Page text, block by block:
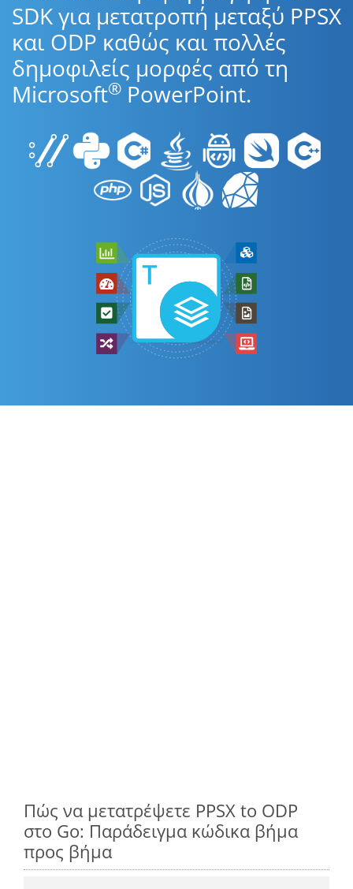
SDK για μετατροπή μεταξύ PPSX
και ODP καθώς και πολλές
δημοφιλείς μορφές από τη
Microsoft® PowerPoint.
Πώς να μετατρέψετε PPSX to ODP
στο Go: Παράδειγμα κώδικα βήμα
προς βήμα